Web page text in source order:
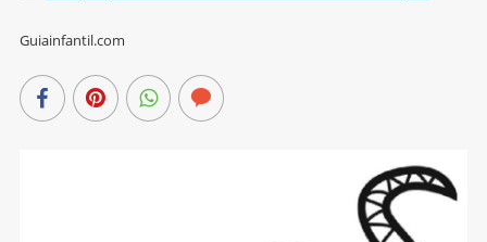
Guiainfantil.com